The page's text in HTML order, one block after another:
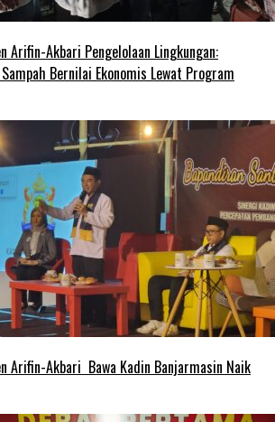
Arifin-Akbari Pengelolaan Lingkungan:
Bernilai Ekonomis Lewat Program
Arifin-Akbari Bawa Kadin Banjarmasin Naik